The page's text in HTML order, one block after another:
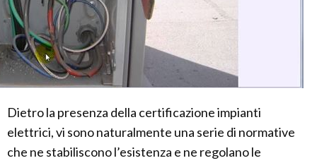
Dietro la presenza della certificazione impianti
elettrici, vi sono naturalmente una serie di normative
che ne stabiliscono l’esistenza e ne regolano le